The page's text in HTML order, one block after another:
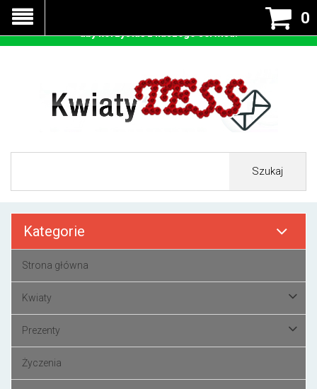
0
Szukaj
Kategorie
Strona główna
Kwiaty
Prezenty
Życzenia
Nasza strona korzysta z cookies - czyli tzw ciastek w celu
prawidłowego działania. Zaakceptuj przyjmowanie cookies
aby korzystać z naszego serwisu.